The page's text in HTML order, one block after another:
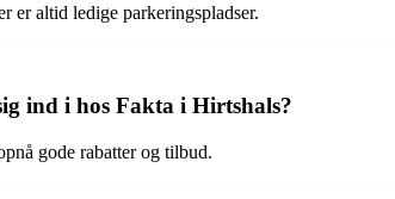
er altid ledige parkeringspladser.
ind i hos Fakta i Hirtshals?
gode rabatter og tilbud.